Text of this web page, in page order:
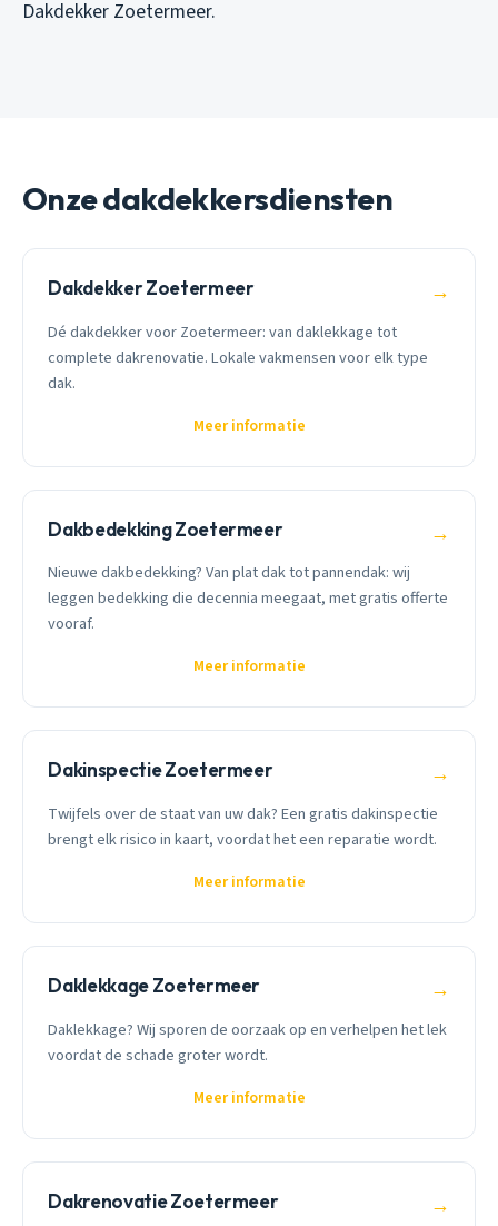
Dakdekker Zoetermeer.
Onze dakdekkersdiensten
Dakdekker Zoetermeer →
Dé dakdekker voor Zoetermeer: van daklekkage tot
complete dakrenovatie. Lokale vakmensen voor elk type
dak.
Meer informatie
Dakbedekking Zoetermeer →
Nieuwe dakbedekking? Van plat dak tot pannendak: wij
leggen bedekking die decennia meegaat, met gratis offerte
vooraf.
Meer informatie
Dakinspectie Zoetermeer →
Twijfels over de staat van uw dak? Een gratis dakinspectie
brengt elk risico in kaart, voordat het een reparatie wordt.
Meer informatie
Daklekkage Zoetermeer →
Daklekkage? Wij sporen de oorzaak op en verhelpen het lek
voordat de schade groter wordt.
Meer informatie
Dakrenovatie Zoetermeer →